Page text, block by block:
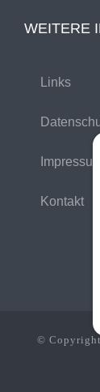
WEITERE
Links
Impressum
Kontakt
©